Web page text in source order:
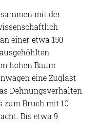
mit der
einer etwa 150
hohen Baum
eine Zuglast
Dehnungsverhalten
zum Bruch mit 10
Bis etwa 9